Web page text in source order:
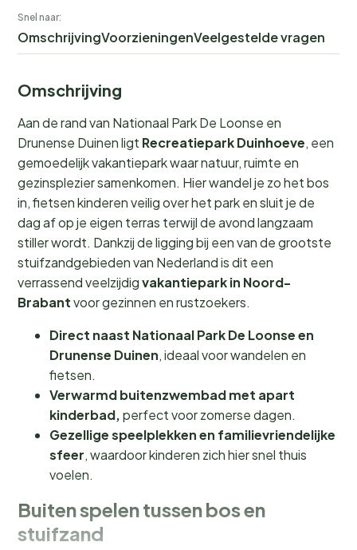
Snel naar:
OmschrijvingVoorzieningenVeelgestelde vragen
Omschrijving
Aan de rand van Nationaal Park De Loonse en
Drunense Duinen ligt Recreatiepark Duinhoeve, een
gemoedelijk vakantiepark waar natuur, ruimte en
gezinsplezier samenkomen. Hier wandel je zo het bos
in, fietsen kinderen veilig over het park en sluit je de
dag af op je eigen terras terwijl de avond langzaam
stiller wordt. Dankzij de ligging bij een van de grootste
stuifzandgebieden van Nederland is dit een
verrassend veelzijdigvakantiepark in Noord-
Brabantvoor gezinnen en rustzoekers.
Direct naast Nationaal Park De Loonse en
Drunense Duinen, ideaal voor wandelen en
fietsen.
Verwarmd buitenzwembad met apart
kinderbad,perfect voor zomerse dagen.
Gezellige speelplekken en familievriendelijke
sfeer, waardoor kinderen zich hier snel thuis
voelen.
Buiten spelen tussen bos en
stuifzand